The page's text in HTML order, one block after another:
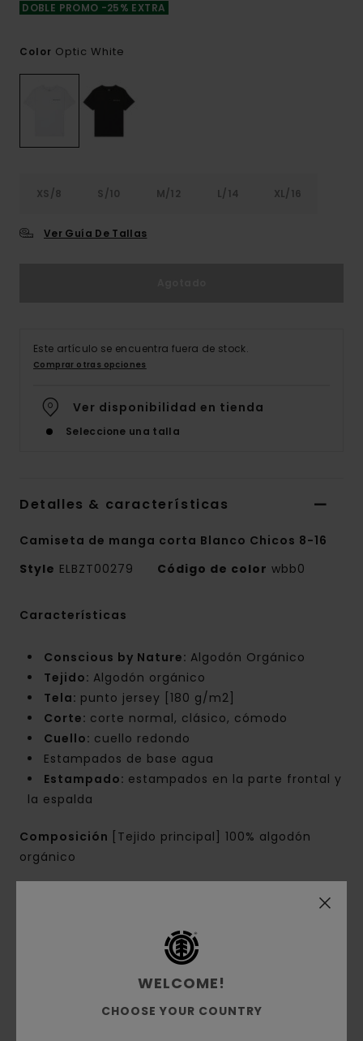
DOBLE PROMO -25% EXTRA
Color Optic White
XS/8 S/10 M/12 L/14 XL/16
Ver Guía De Tallas
Este artículo se encuentra fuera de stock.
Comprar otras opciones
Ver disponibilidad en tienda
Seleccione una talla
Detalles & características
Camiseta de manga corta Blanco Chicos 8-16
Style ELBZT00279 Código de color wbb0
Características
Conscious by Nature: Algodón Orgánico
Tejido: Algodón orgánico
Tela: punto jersey [180 g/m2]
Corte: corte normal, clásico, cómodo
Cuello: cuello redondo
Estampados de base agua
Estampado: estampados en la parte frontal y
la espalda
Composición
[Tejido principal] 100% algodón
orgánico
Reseñas de los clientes
WELCOME!
CHOOSE YOUR COUNTRY